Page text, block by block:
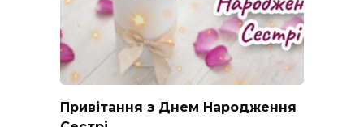
Привітання з Днем Народження